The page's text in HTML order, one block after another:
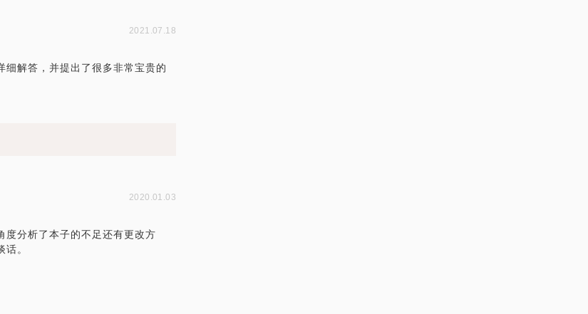
2021.07.18
解答，并提出了很多非常宝贵的
2020.01.03
度分析了本子的不足还有更改方
。